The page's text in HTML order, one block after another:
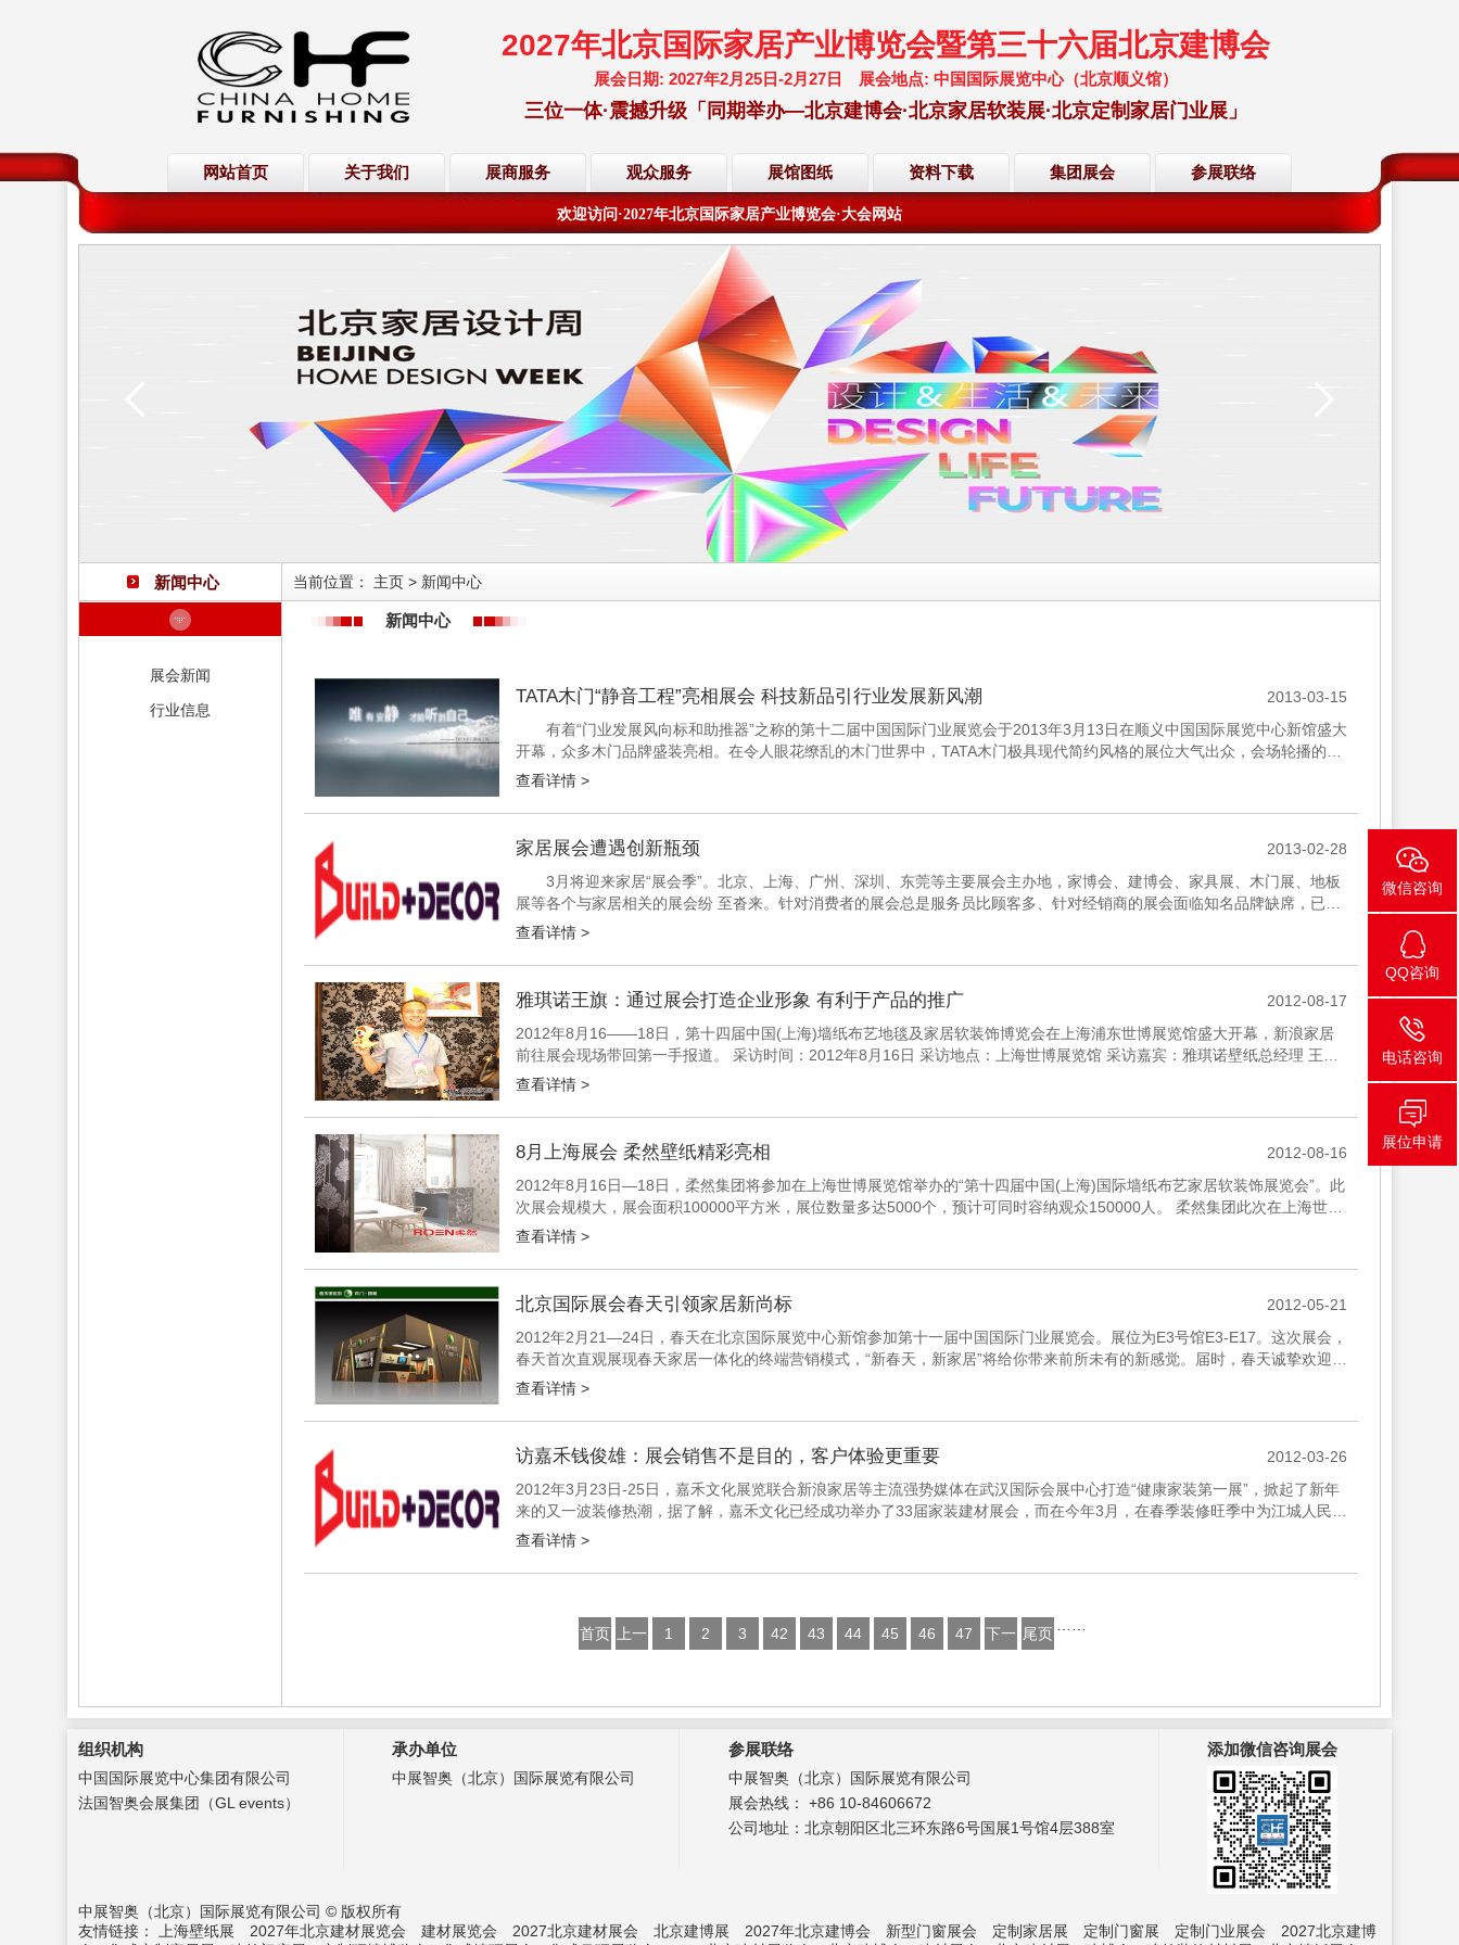
2027年北京国际家居产业博览会暨第三十六届北京建博会
展会日期: 2027年2月25日-2月27日 展会地点: 中国国际展览中心（北京顺义馆）
三位一体·震撼升级「同期举办—北京建博会·北京家居软装展·北京定制家居门业展」
网站首页 关于我们 展商服务 观众服务 展馆图纸 资料下载 集团展会 参展联络
倒计时·距离展会开幕还有 天18小时26
欢迎访问·2027年北京国际家居产业博览会·大会网站
倒计时·距离展会开幕还有
新闻中心
展会新闻
行业信息
当前位置： 主页 > 新闻中心
新闻中心
TATA木门“静音工程”亮相展会 科技新品引行业发展新风潮
2013-03-15
有着“门业发展风向标和助推器”之称的第十二届中国国际门业展览会于2013年3月13日在顺义中国国际展览中心新馆盛大
开幕，众多木门品牌盛装亮相。在令人眼花缭乱的木门世界中，TATA木门极具现代简约风格的展位大气出众，会场轮播的独
特的TATA新品宣传片让诸多参展者驻足观看。那么，TATA通过何种方式...
查看详情 >
家居展会遭遇创新瓶颈
2013-02-28
3月将迎来家居“展会季”。北京、上海、广州、深圳、东莞等主要展会主办地，家博会、建博会、家具展、木门展、地板
展等各个与家居相关的展会纷 至沓来。针对消费者的展会总是服务员比顾客多、针对经销商的展会面临知名品牌缺席，已让
火热的家居展会陷入窘境。如何吸引品牌和顾客，如何创新求变，是家 居展会亟待突破...
查看详情 >
雅琪诺王旗：通过展会打造企业形象 有利于产品的推广
2012-08-17
2012年8月16――18日，第十四届中国(上海)墙纸布艺地毯及家居软装饰博览会在上海浦东世博展览馆盛大开幕，新浪家居
前往展会现场带回第一手报道。 采访时间：2012年8月16日 采访地点：上海世博展览馆 采访嘉宾：雅琪诺壁纸总经理 王旗
雅琪诺壁纸总经理 王旗 【新浪家居】：...
查看详情 >
8月上海展会 柔然壁纸精彩亮相
2012-08-16
2012年8月16日―18日，柔然集团将参加在上海世博展览馆举办的“第十四届中国(上海)国际墙纸布艺家居软装饰展览会”。此
次展会规模大，展会面积100000平方米，展位数量多达5000个，预计可同时容纳观众150000人。 柔然集团此次在上海世博
展览馆的展位为中厅T01，洽谈室在4号馆79...
查看详情 >
北京国际展会春天引领家居新尚标
2012-05-21
2012年2月21―24日，春天在北京国际展览中心新馆参加第十一届中国国际门业展览会。展位为E3号馆E3-E17。这次展会，
春天首次直观展现春天家居一体化的终端营销模式，“新春天，新家居”将给你带来前所未有的新感觉。届时，春天诚挚欢迎全
国各地经销商和业内朋友莅临现场参观、指导！...
查看详情 >
访嘉禾钱俊雄：展会销售不是目的，客户体验更重要
2012-03-26
2012年3月23日-25日，嘉禾文化展览联合新浪家居等主流强势媒体在武汉国际会展中心打造“健康家装第一展”，掀起了新年
来的又一波装修热潮，据了解，嘉禾文化已经成功举办了33届家装建材展会，而在今年3月，在春季装修旺季中为江城人民献
上新一轮的家装饕餮盛宴。这届展会秉承“健康・环保・低碳”的主题理...
查看详情 >
首页
上一
1 2 3 42 43 44 45 46 47
下一 尾页
组织机构
中国国际展览中心集团有限公司
法国智奥会展集团（GL events）
承办单位
中展智奥（北京）国际展览有限公司
参展联络
中展智奥（北京）国际展览有限公司
展会热线： +86 10-84606672
公司地址：北京朝阳区北三环东路6号国展1号馆4层388室
添加微信咨询展会
中展智奥（北京）国际展览有限公司 © 版权所有
友情链接：
上海壁纸展 2027年北京建材展览会 建材展览会 2027北京建材展会 北京建博展 2027年北京建博会 新型门窗展会 定制家居展 定制门窗展 定制门业展会
2027北京建博
微信咨询
QQ咨询
电话咨询
展位申请